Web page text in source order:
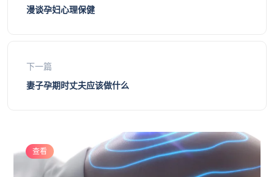
漫谈孕妇心理保健
下一篇
妻子孕期时丈夫应该做什么
查看